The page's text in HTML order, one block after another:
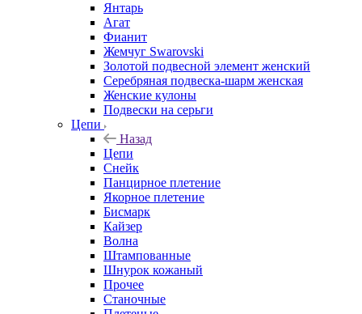
Янтарь
Агат
Фианит
Жемчуг Swarovski
Золотой подвесной элемент женcкий
Серебряная подвеска-шарм женская
Женские кулоны
Подвески на серьги
Цепи
Назад
Цепи
Снейк
Панцирное плетение
Якорное плетение
Бисмарк
Кайзер
Волна
Штампованные
Шнурок кожаный
Прочее
Станочные